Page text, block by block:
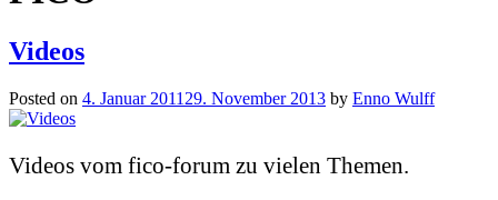
Videos
Posted on 4. Januar 2011 29. November 2013 by Enno Wulff
Videos vom fico-forum zu vielen Themen.